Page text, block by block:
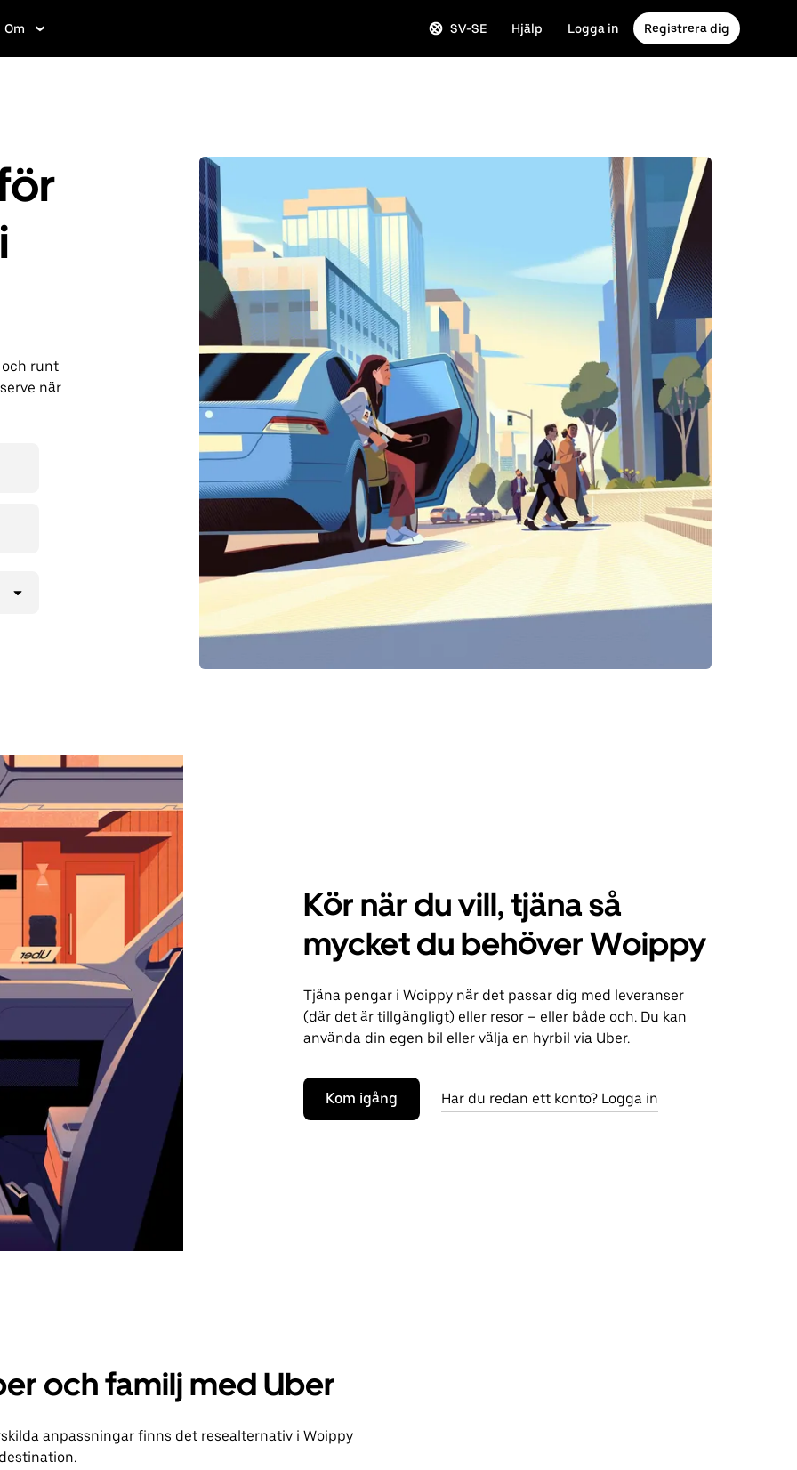
Om SV-SE Hjälp Logga in Registrera dig
runt
när
Kör när du vill, tjäna så
mycket du behöver Woippy
Tjäna pengar i Woippy när det passar dig med leveranser
(där det är tillgängligt) eller resor – eller både och. Du kan
använda din egen bil eller välja en hyrbil via Uber.
Kom igång Har du redan ett konto? Logga in
och familj med Uber
anpassningar finns det resealternativ i Woippy